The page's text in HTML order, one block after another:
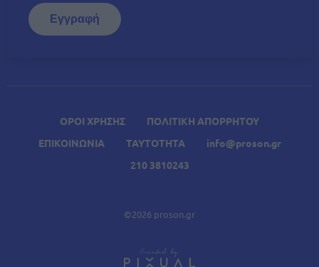
ΟΡΟΙ ΧΡΗΣΗΣ
ΠΟΛΙΤΙΚΗ ΑΠΟΡΡΗΤΟΥ
ΕΠΙΚΟΙΝΩΝΙΑ
ΤΑΥΤΟΤΗΤΑ
info@proson.gr
210 3810243
©2026 proson.gr